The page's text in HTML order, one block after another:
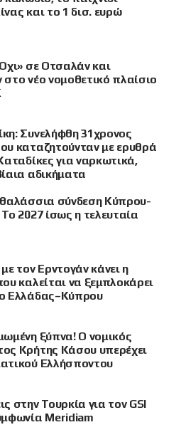
και το 1 δισ. ευρώ
σε Οτσαλάν και
στο νέο νομοθετικό πλαίσιο
Συνελήφθη 31χρονος
καταζητούνταν με ερυθρά
για ναρκωτικά,
αδικήματα
σύνδεση Κύπρου-
2027 ίσως η τελευταία
τον Ερντογάν κάνει η
καλείται να ξεμπλοκάρει
Ελλάδας–Κύπρου
ξύπνα! Ο νομικός
Κρήτης Κάσου υπερέχει
Ελλήσποντου
στην Τουρκία για τον GSI
Meridiam